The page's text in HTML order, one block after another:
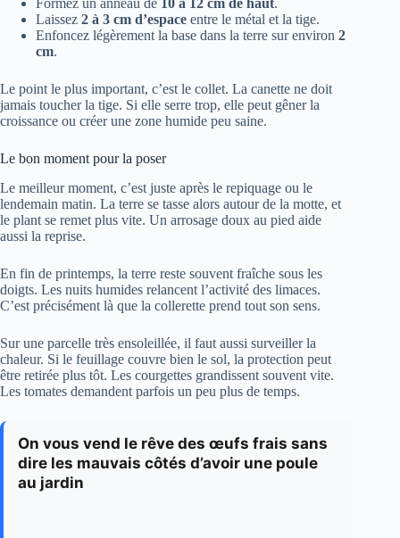
Formez un anneau de 10 à 12 cm de haut.
Laissez 2 à 3 cm d’espace entre le métal et la tige.
Enfoncez légèrement la base dans la terre sur environ 2
cm.
Le point le plus important, c’est le collet. La canette ne doit
jamais toucher la tige. Si elle serre trop, elle peut gêner la
croissance ou créer une zone humide peu saine.
Le bon moment pour la poser
Le meilleur moment, c’est juste après le repiquage ou le
lendemain matin. La terre se tasse alors autour de la motte, et
le plant se remet plus vite. Un arrosage doux au pied aide
aussi la reprise.
En fin de printemps, la terre reste souvent fraîche sous les
doigts. Les nuits humides relancent l’activité des limaces.
C’est précisément là que la collerette prend tout son sens.
Sur une parcelle très ensoleillée, il faut aussi surveiller la
chaleur. Si le feuillage couvre bien le sol, la protection peut
être retirée plus tôt. Les courgettes grandissent souvent vite.
Les tomates demandent parfois un peu plus de temps.
On vous vend le rêve des œufs frais sans
dire les mauvais côtés d’avoir une poule
au jardin